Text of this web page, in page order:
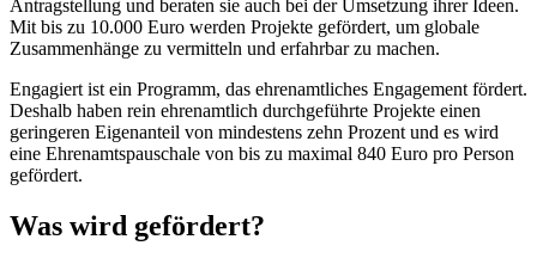
Antragstellung und beraten sie auch bei der Umsetzung ihrer Ideen.
Mit bis zu 10.000 Euro werden Projekte gefördert, um globale
Zusammenhänge zu vermitteln und erfahrbar zu machen.
Engagiert ist ein Programm, das ehrenamtliches Engagement fördert.
Deshalb haben rein ehrenamtlich durchgeführte Projekte einen
geringeren Eigenanteil von mindestens zehn Prozent und es wird
eine Ehrenamtspauschale von bis zu maximal 840 Euro pro Person
gefördert.
Was wird gefördert?